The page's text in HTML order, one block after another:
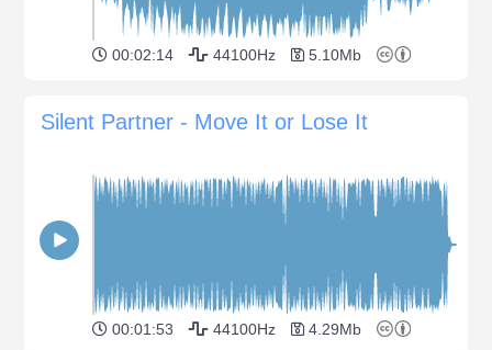
00:02:14 44100Hz 5.10Mb
Silent Partner - Move It or Lose It
00:01:53 44100Hz 4.29Mb